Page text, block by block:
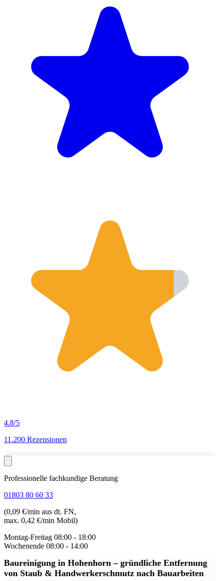
4.8/5
11.200 Rezensionen
Professionelle fachkundige Beratung
01803 80 60 33
(0,09 €/min aus dt. FN,
max. 0,42 €/min Mobil)
Montag-Freitag 08:00 - 18:00
Wochenende 08:00 - 14:00
Baureinigung in Hohenhorn– gründliche Entfernung
von Staub & Handwerkerschmutz nach Bauarbeiten